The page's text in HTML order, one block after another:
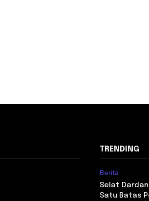
TRENDING
Berita
Selat
Satu Batas